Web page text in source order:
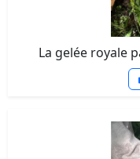
La gelée royale